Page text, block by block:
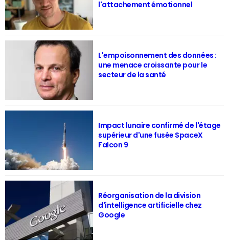
l'attachement émotionnel
L'empoisonnement des données :
une menace croissante pour le
secteur de la santé
Impact lunaire confirmé de l'étage
supérieur d'une fusée SpaceX
Falcon 9
Réorganisation de la division
d'intelligence artificielle chez
Google